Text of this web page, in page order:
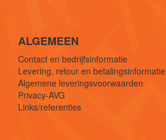
ALGEMEEN
Contact en bedrijfsinformatie
Levering, retour en betalingsinformatie
Algemene leveringsvoorwaarden
Privacy-AVG
Links/referenties